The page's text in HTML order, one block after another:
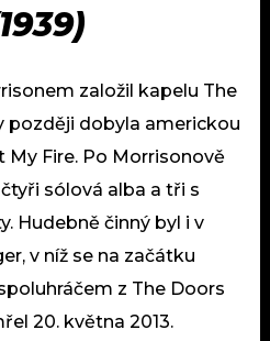
založil kapelu The
později dobyla americkou
Fire. Po Morrisonově
sólová alba a tři s
Hudebně činný byl i v
v níž se na začátku
z The Doors
20. května 2013.